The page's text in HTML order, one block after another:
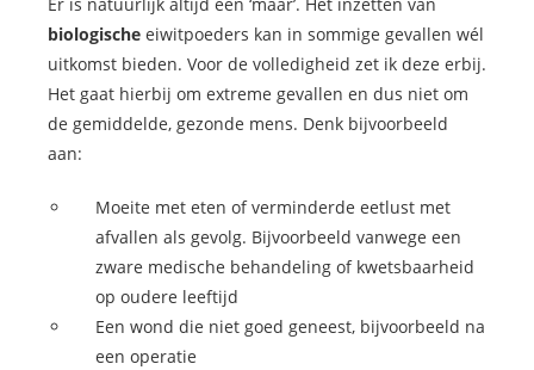
biologische eiwitpoeders kan in sommige gevallen wél
uitkomst bieden. Voor de volledigheid zet ik deze erbij.
Het gaat hierbij om extreme gevallen en dus niet om
de gemiddelde, gezonde mens. Denk bijvoorbeeld
aan:
Moeite met eten of verminderde eetlust met
afvallen als gevolg. Bijvoorbeeld vanwege een
zware medische behandeling of kwetsbaarheid
op oudere leeftijd
Een wond die niet goed geneest, bijvoorbeeld na
een operatie